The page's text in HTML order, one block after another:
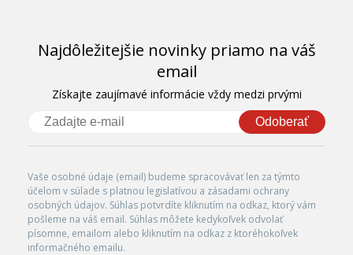
Najdôležitejšie novinky priamo na váš
email
Získajte zaujímavé informácie vždy medzi prvými
Odoberať
Vaše osobné údaje (email) budeme spracovávať len za týmto
účelom v súlade s platnou legislatívou a zásadami ochrany
osobných údajov. Súhlas potvrdíte kliknutím na odkaz, ktorý vám
pošleme na váš email. Súhlas môžete kedykoľvek odvolať
písomne, emailom alebo kliknutím na odkaz z ktoréhokoľvek
informačného emailu.